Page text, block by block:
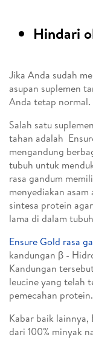
Hindari
Jika Anda sudah
asupan suplemen
Anda tetap normal.
Salah satu
tahan adalah
mengandung
tubuh untuk
rasa gandum
menyediakan
sintesa protein
lama di dalam
Ensure Gold rasa
kandungan β -
Kandungan
leucine yang telah
pemecahan protein.
Kabar baik lainnya,
dari 100% minyak